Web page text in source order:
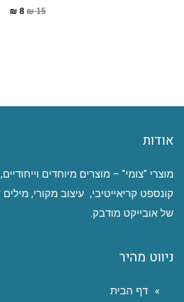
15
₪
8
₪
אודות
מוצרי "צומי" – מוצרים מיוחדים
קונספט קריאייטיבי, עיצוב מקורי,
של אובייקט מודבק.
ניווט מהיר
דף הבית